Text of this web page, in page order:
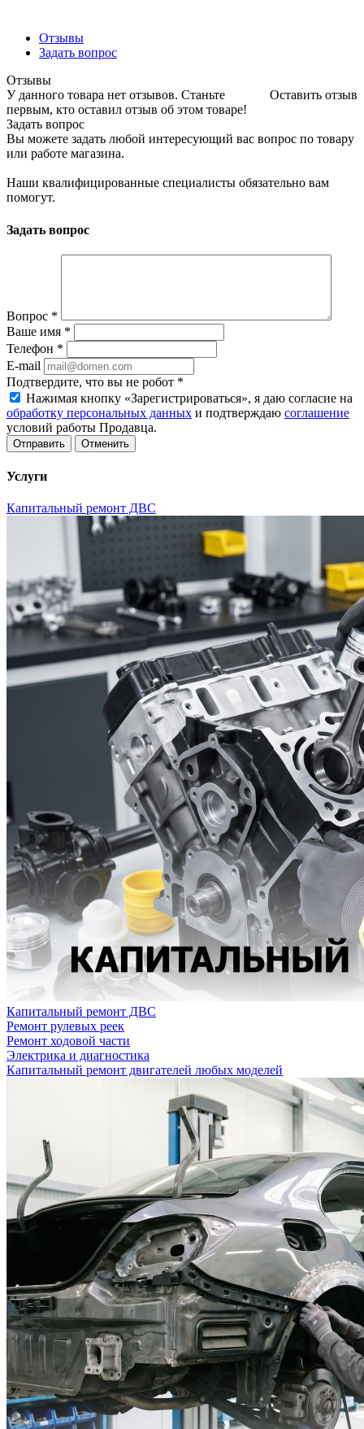
Отзывы
Задать вопрос
Отзывы
Оставить отзыв
У данного товара нет отзывов. Станьте
первым, кто оставил отзыв об этом товаре!
Задать вопрос
Вы можете задать любой интересующий вас вопрос по товару
или работе магазина.
Наши квалифицированные специалисты обязательно вам
помогут.
Задать вопрос
Вопрос *
Ваше имя *
Телефон *
E-mail
Подтвердите, что вы не робот *
Нажимая кнопку «Зарегистрироваться», я даю согласие на
обработку персональных данных и подтверждаю соглашение
условий работы Продавца.
Отменить
Услуги
Капитальный ремонт ДВС
Капитальный ремонт ДВС
Ремонт рулевых реек
Ремонт ходовой части
Электрика и диагностика
Капитальный ремонт двигателей любых моделей